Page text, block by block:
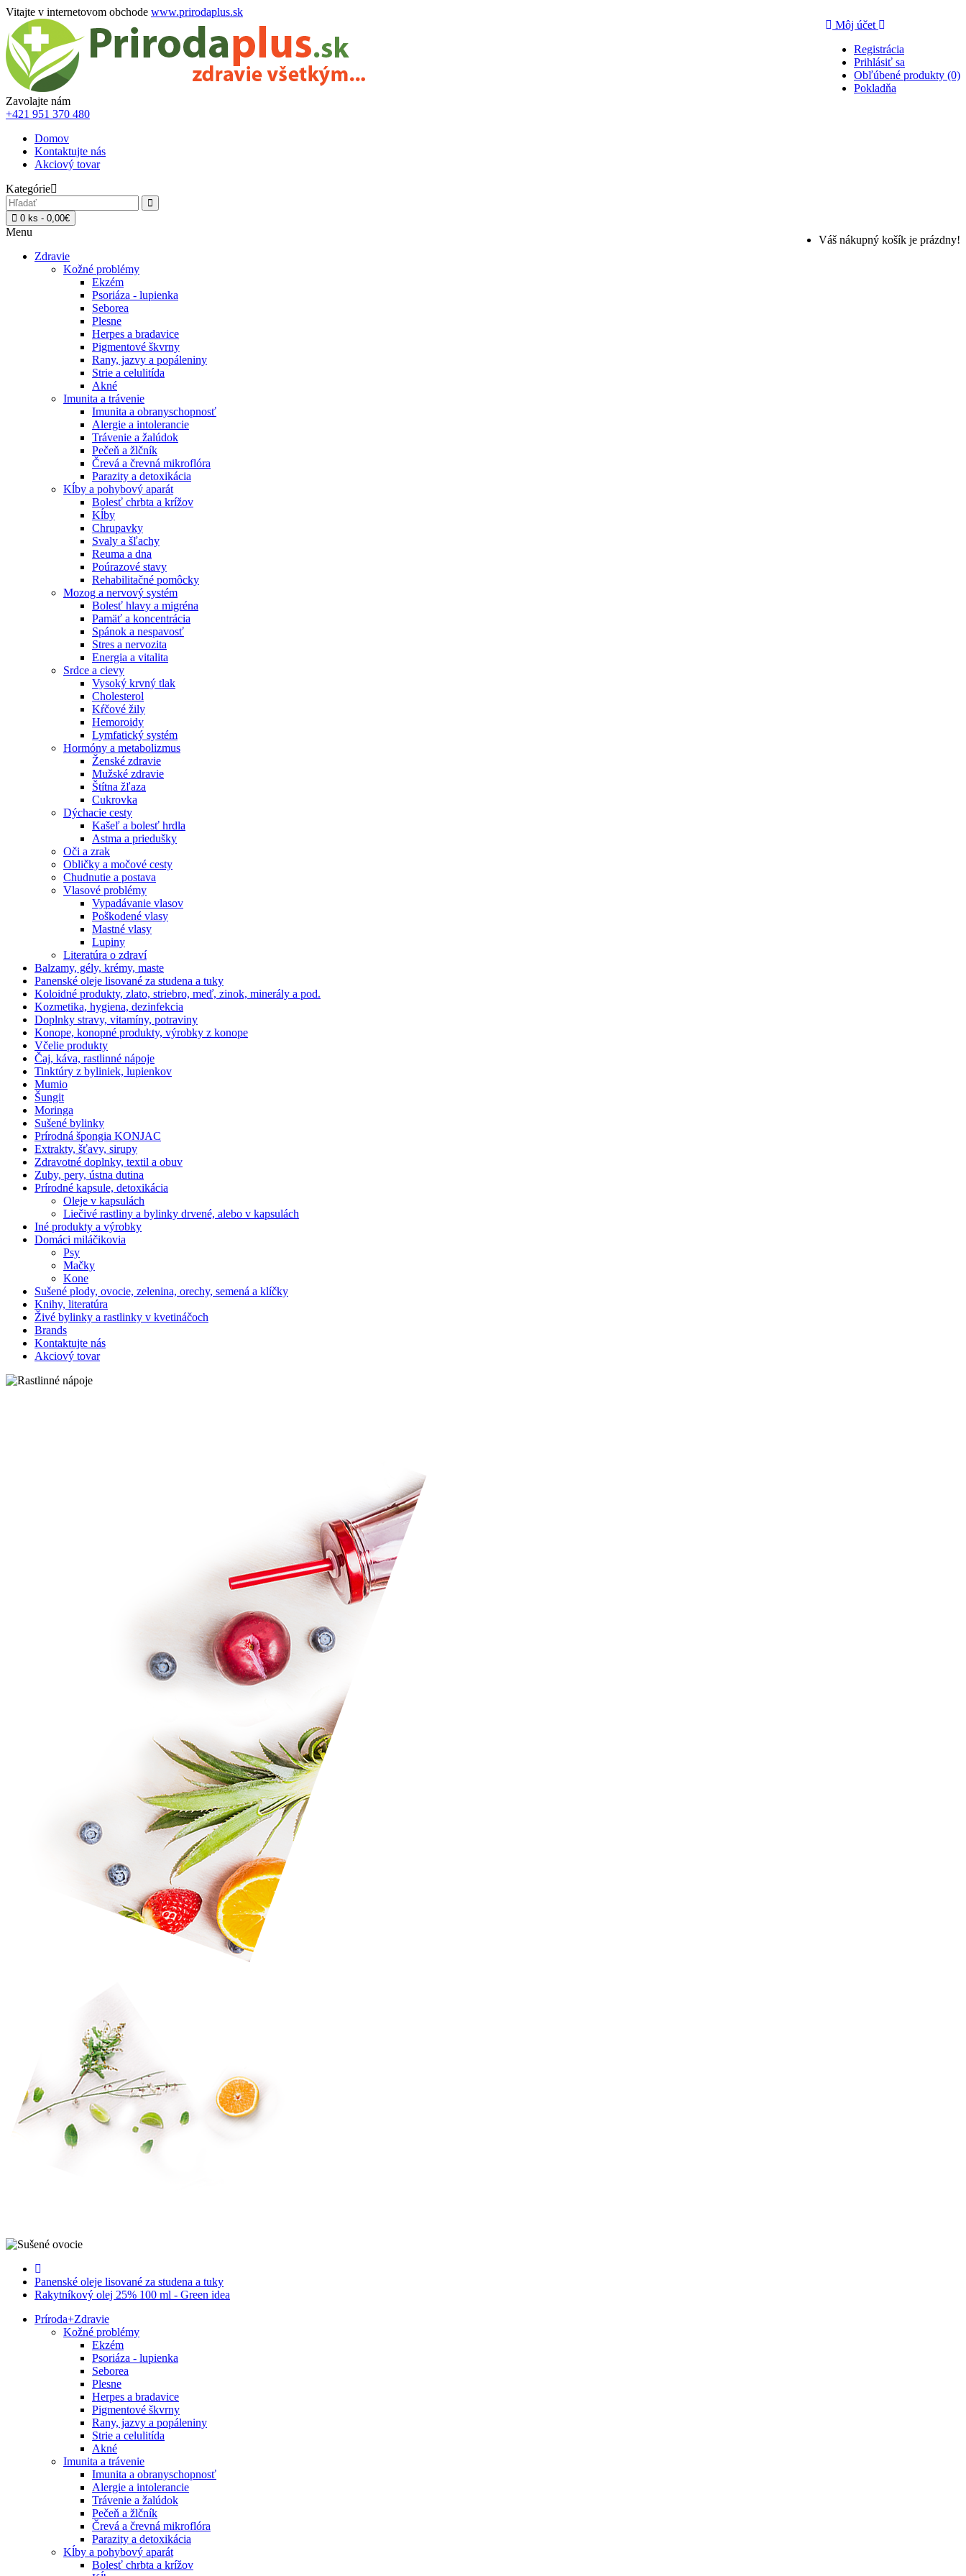
Vitajte v internetovom obchode www.prirodaplus.sk
Môj účet
Registrácia
Prihlásiť sa
Obľúbené produkty (0)
Pokladňa
Zavolajte nám
+421 951 370 480
Domov
Kontaktujte nás
Akciový tovar
Kategórie
0 ks - 0,00€
Váš nákupný košík je prázdny!
Menu
Zdravie
Kožné problémy
Ekzém
Psoriáza - lupienka
Seborea
Plesne
Herpes a bradavice
Pigmentové škvrny
Rany, jazvy a popáleniny
Strie a celulitída
Akné
Imunita a trávenie
Imunita a obranyschopnosť
Alergie a intolerancie
Trávenie a žalúdok
Pečeň a žlčník
Črevá a črevná mikroflóra
Parazity a detoxikácia
Kĺby a pohybový aparát
Bolesť chrbta a krížov
Kĺby
Chrupavky
Svaly a šľachy
Reuma a dna
Poúrazové stavy
Rehabilitačné pomôcky
Mozog a nervový systém
Bolesť hlavy a migréna
Pamäť a koncentrácia
Spánok a nespavosť
Stres a nervozita
Energia a vitalita
Srdce a cievy
Vysoký krvný tlak
Cholesterol
Kŕčové žily
Hemoroidy
Lymfatický systém
Hormóny a metabolizmus
Ženské zdravie
Mužské zdravie
Štítna žľaza
Cukrovka
Dýchacie cesty
Kašeľ a bolesť hrdla
Astma a priedušky
Oči a zrak
Obličky a močové cesty
Chudnutie a postava
Vlasové problémy
Vypadávanie vlasov
Poškodené vlasy
Mastné vlasy
Lupiny
Literatúra o zdraví
Balzamy, gély, krémy, maste
Panenské oleje lisované za studena a tuky
Koloidné produkty, zlato, striebro, meď, zinok, minerály a pod.
Kozmetika, hygiena, dezinfekcia
Doplnky stravy, vitamíny, potraviny
Konope, konopné produkty, výrobky z konope
Včelie produkty
Čaj, káva, rastlinné nápoje
Tinktúry z byliniek, lupienkov
Mumio
Šungit
Moringa
Sušené bylinky
Prírodná špongia KONJAC
Extrakty, šťavy, sirupy
Zdravotné doplnky, textil a obuv
Zuby, pery, ústna dutina
Prírodné kapsule, detoxikácia
Oleje v kapsulách
Liečivé rastliny a bylinky drvené, alebo v kapsulách
Iné produkty a výrobky
Domáci miláčikovia
Psy
Mačky
Kone
Sušené plody, ovocie, zelenina, orechy, semená a klíčky
Knihy, literatúra
Živé bylinky a rastlinky v kvetináčoch
Brands
Kontaktujte nás
Akciový tovar
Panenské oleje lisované za studena a tuky
Rakytníkový olej 25% 100 ml - Green idea
Príroda+Zdravie
Kožné problémy
Ekzém
Psoriáza - lupienka
Seborea
Plesne
Herpes a bradavice
Pigmentové škvrny
Rany, jazvy a popáleniny
Strie a celulitída
Akné
Imunita a trávenie
Imunita a obranyschopnosť
Alergie a intolerancie
Trávenie a žalúdok
Pečeň a žlčník
Črevá a črevná mikroflóra
Parazity a detoxikácia
Kĺby a pohybový aparát
Bolesť chrbta a krížov